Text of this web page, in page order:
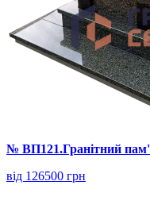
№ ВП121.Гранітний
від 126500 грн